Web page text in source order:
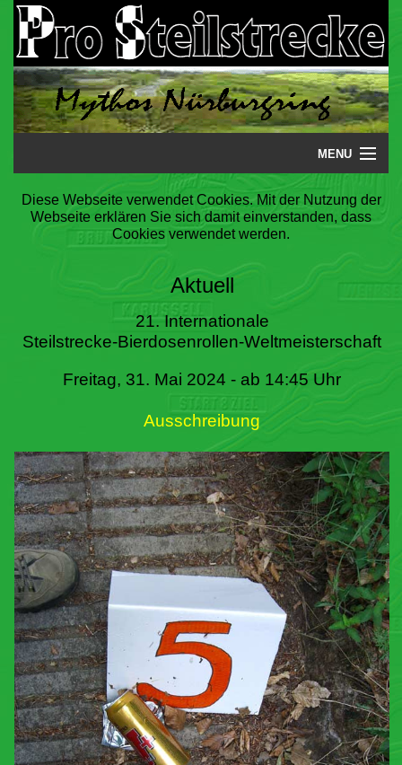
MENU
Startseite
Steilstrecke
Literatur
Termine
Diese Webseite verwendet Cookies. Mit der Nutzung der
Webseite erklären Sie sich damit einverstanden, dass
Cookies verwendet werden.
Aktuell
21. Internationale
Steilstrecke-Bierdosenrollen-Weltmeisterschaft
Freitag, 31. Mai 2024 - ab 14:45 Uhr
Ausschreibung